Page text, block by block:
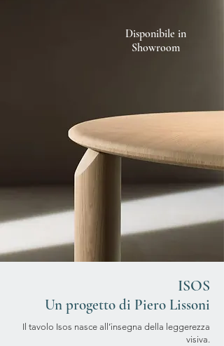
Disponibile in
Showroom
ISOS
Un progetto di Piero Lissoni
Il tavolo Isos nasce all’insegna della leggerezza
visiva.